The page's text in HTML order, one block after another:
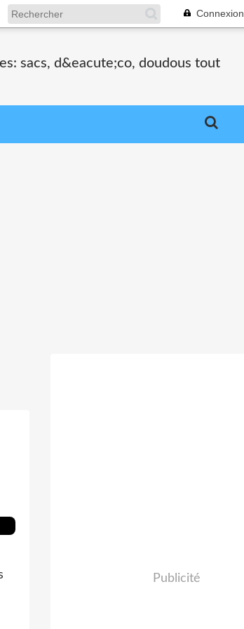
Connexion
sacs, d&eacute;co, doudous tout
Publicité